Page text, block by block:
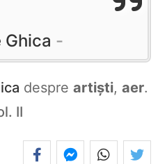
Ghica
despre artiști, aer.
II